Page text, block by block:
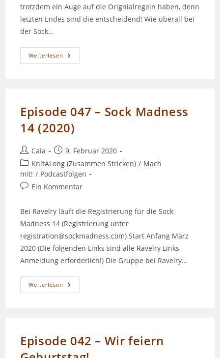
trotzdem ein Auge auf die Orignialregeln haben, denn
letzten Endes sind die entscheidend! Wie überall bei
der Sock…
Weiterlesen Sock
Madness
Episode 047 – Sock Madness
14 (2020)
Beitrags-
Autor:
Caia
Beitrag
veröffentlicht:
9. Februar 2020
Beitrags-
Kategorie:
KnitALong (Zusammen Stricken) / Mach
mit! / Podcastfolgen
Beitrags-
Ein Kommentar
Bei Ravelry läuft die Registrierung für die Sock
Madness 14 (Registrierung unter
registration@sockmadness.com) Start Anfang März
2020 (Die folgenden Links sind alle Ravelry Links,
Anmeldung erforderlich!) Die Gruppe bei Ravelry…
Weiterlesen Episode
047
Episode 042 – Wir feiern